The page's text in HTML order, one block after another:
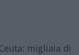
migliaia di